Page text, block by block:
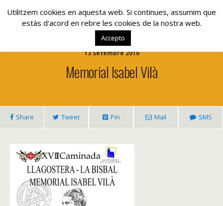
www.lacolla.cat
13 Setembre 2016
Memorial Isabel Vilà
Share Tweet Pin Mail SMS
Utilitzem cookies en aquesta web. Si continues, assumim que
estàs d'acord en rebre les cookies de la nostra web.
Accepto